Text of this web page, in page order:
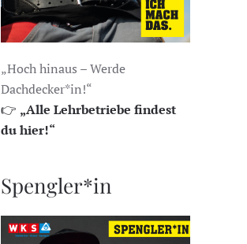
„Hoch hinaus – Werde
Dachdecker*in!“
👉 „Alle Lehrbetriebe findest
du hier!“
Spengler*in